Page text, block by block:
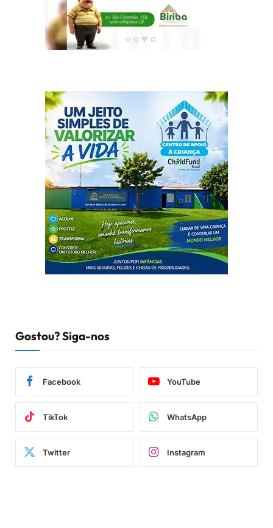
Gostou? Siga-nos
Facebook YouTube
TikTok WhatsApp
Twitter Instagram